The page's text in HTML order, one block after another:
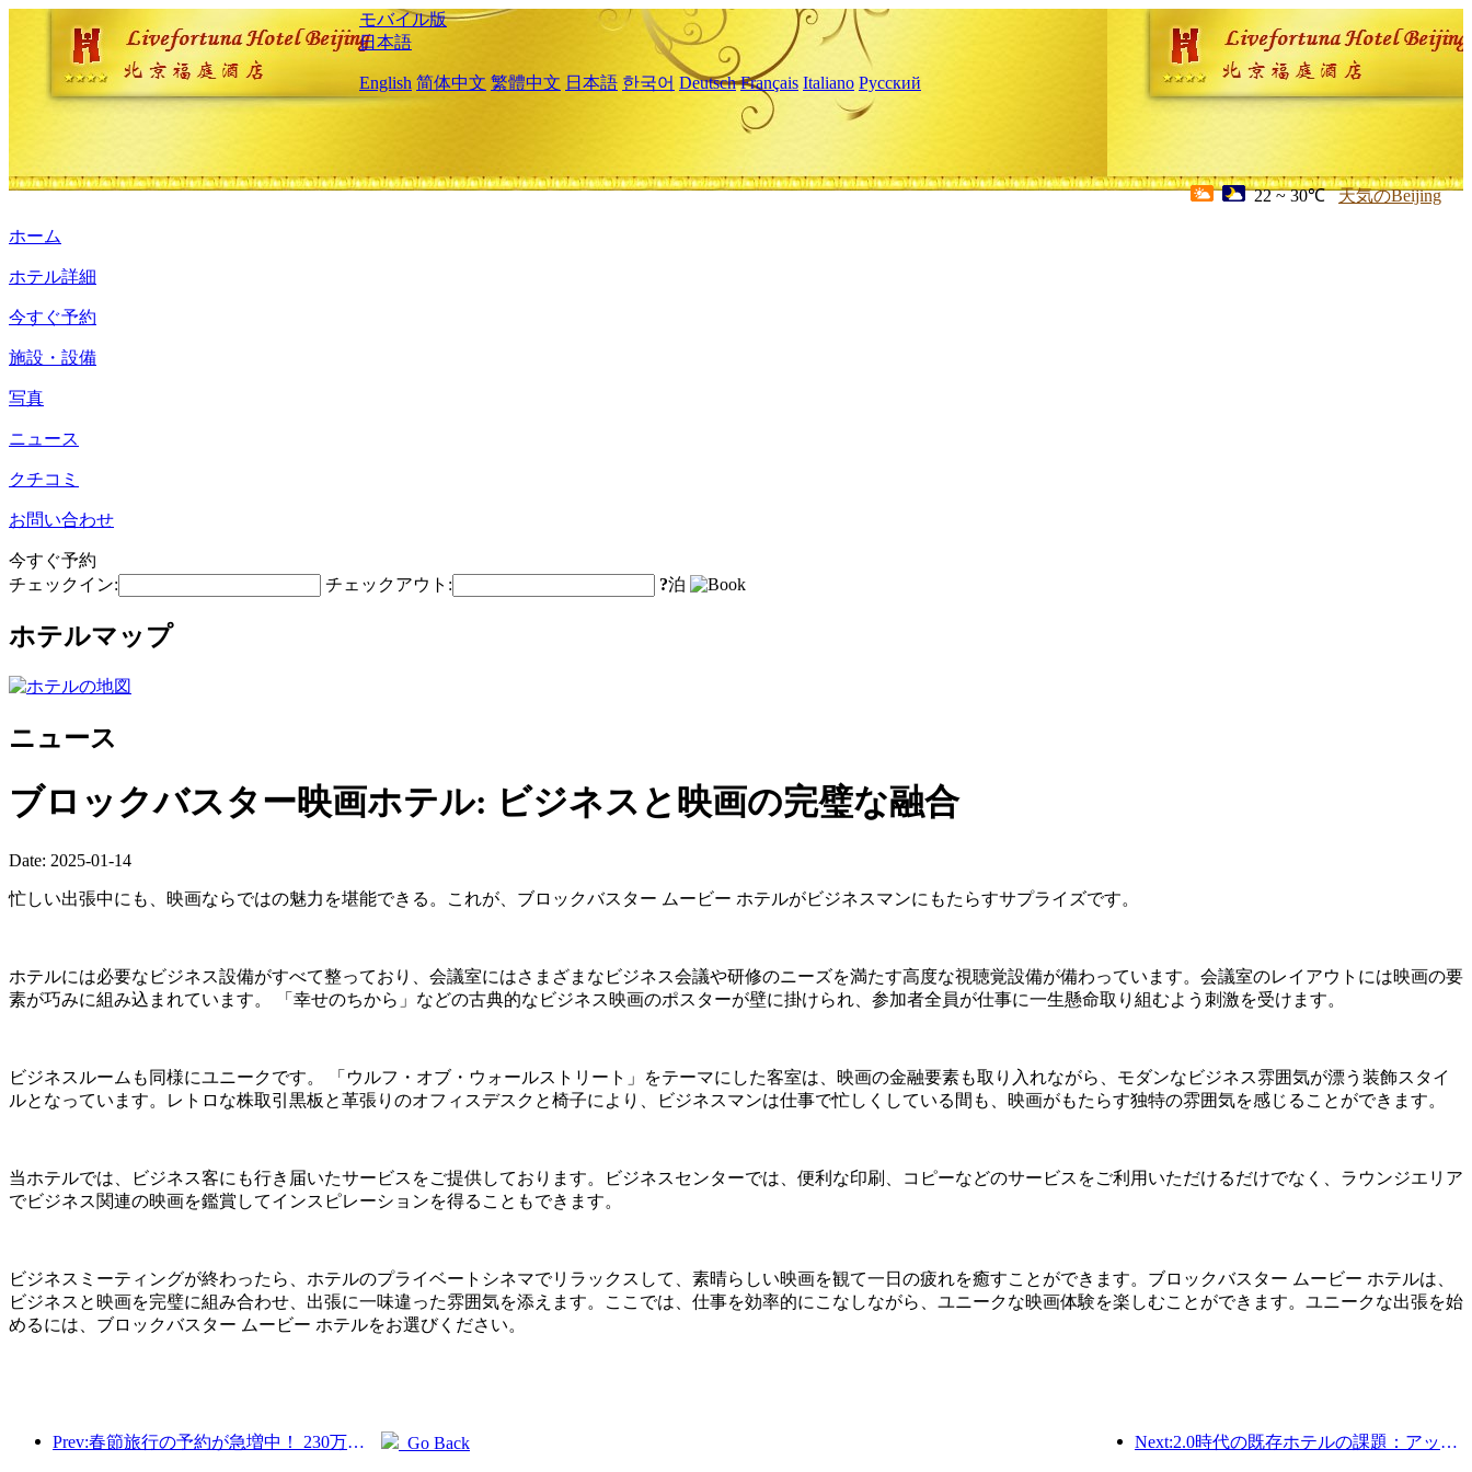
モバイル版
日本語
English 简体中文 繁體中文 日本語 한국어 Deutsch Français Italiano Русский
22 ~ 30℃ 天気のBeijing
ホーム
ホテル詳細
今すぐ予約
施設・設備
写真
ニュース
クチコミ
お問い合わせ
今すぐ予約
チェックイン:
チェックアウト: ?泊
ホテルマップ
ニュース
ブロックバスター映画ホテル: ビジネスと映画の完璧な融合
Date: 2025-01-14
忙しい出張中にも、映画ならではの魅力を堪能できる。これが、ブロックバスター ムービー ホテルがビジネスマンにもたらすサプライズです。
ホテルには必要なビジネス設備がすべて整っており、会議室にはさまざまなビジネス会議や研修のニーズを満たす高度な視聴覚設備が備わっています。会議室のレイアウトには映画の要
素が巧みに組み込まれています。 「幸せのちから」などの古典的なビジネス映画のポスターが壁に掛けられ、参加者全員が仕事に一生懸命取り組むよう刺激を受けます。
ビジネスルームも同様にユニークです。 「ウルフ・オブ・ウォールストリート」をテーマにした客室は、映画の金融要素も取り入れながら、モダンなビジネス雰囲気が漂う装飾スタイ
ルとなっています。レトロな株取引黒板と革張りのオフィスデスクと椅子により、ビジネスマンは仕事で忙しくしている間も、映画がもたらす独特の雰囲気を感じることができます。
当ホテルでは、ビジネス客にも行き届いたサービスをご提供しております。ビジネスセンターでは、便利な印刷、コピーなどのサービスをご利用いただけるだけでなく、ラウンジエリア
でビジネス関連の映画を鑑賞してインスピレーションを得ることもできます。
ビジネスミーティングが終わったら、ホテルのプライベートシネマでリラックスして、素晴らしい映画を観て一日の疲れを癒すことができます。ブロックバスター ムービー ホテルは、
ビジネスと映画を完璧に組み合わせ、出張に一味違った雰囲気を添えます。ここでは、仕事を効率的にこなしながら、ユニークな映画体験を楽しむことができます。ユニークな出張を始
めるには、ブロックバスター ムービー ホテルをお選びください。
Prev:春節旅行の予約が急増中！ 230万のホテル会社が好調なスタートを切る可能性 Next:2.0時代の既存ホテルの課題：アップグレードこそが真の価値革新の核心
Go Back